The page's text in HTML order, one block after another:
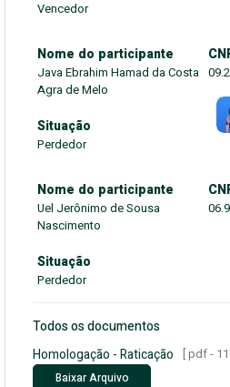
Vencedor
Nome do participante
Java Ebrahim Hamad da Costa
Agra de Melo
Situação
Perdedor
Nome do participante
Uel Jerônimo de Sousa
Nascimento
Situação
Perdedor
Todos os documentos
Homologação - Raticação [ pdf -
Baixar Arquivo